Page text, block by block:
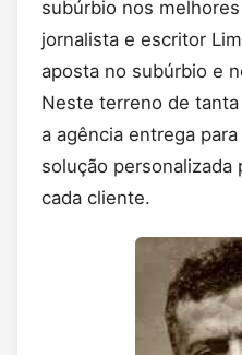
subúrbio nos
jornalista e escritor
aposta no subúrbio e
Neste terreno de
a agência entrega
solução personalizada
cada cliente.